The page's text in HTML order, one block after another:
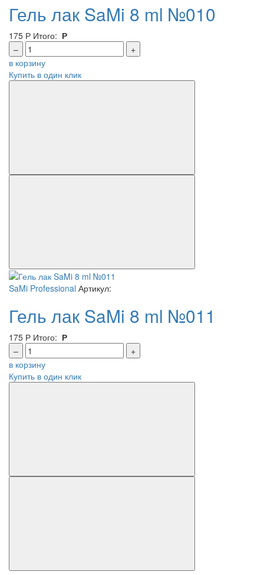
Гель лак SaMi 8 ml №010
175 Р Итого: Р
–
+
в корзину
Купить в один клик
SaMi Professional Артикул:
Гель лак SaMi 8 ml №011
175 Р Итого: Р
–
+
в корзину
Купить в один клик